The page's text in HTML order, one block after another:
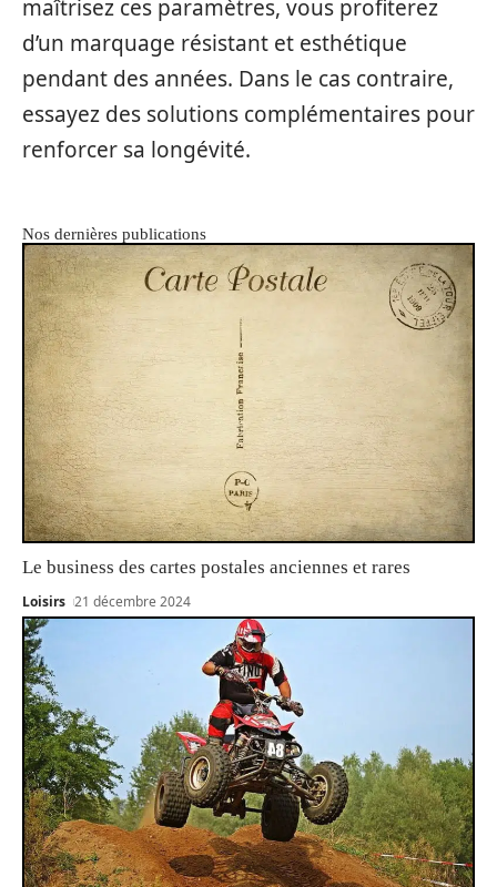
maîtrisez ces paramètres, vous profiterez
d’un marquage résistant et esthétique
pendant des années. Dans le cas contraire,
essayez des solutions complémentaires pour
renforcer sa longévité.
Nos dernières publications
Le business des cartes postales anciennes et rares
Loisirs 21 décembre 2024